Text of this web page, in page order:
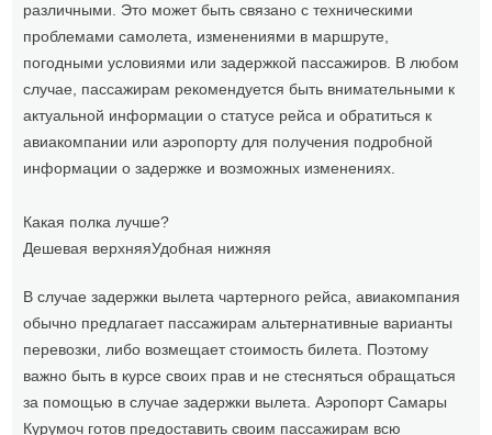
различными. Это может быть связано с техническими
проблемами самолета, изменениями в маршруте,
погодными условиями или задержкой пассажиров. В любом
случае, пассажирам рекомендуется быть внимательными к
актуальной информации о статусе рейса и обратиться к
авиакомпании или аэропорту для получения подробной
информации о задержке и возможных изменениях.
Какая полка лучше?
Дешевая верхняяУдобная нижняя
В случае задержки вылета чартерного рейса, авиакомпания
обычно предлагает пассажирам альтернативные варианты
перевозки, либо возмещает стоимость билета. Поэтому
важно быть в курсе своих прав и не стесняться обращаться
за помощью в случае задержки вылета. Аэропорт Самары
Курумоч готов предоставить своим пассажирам всю